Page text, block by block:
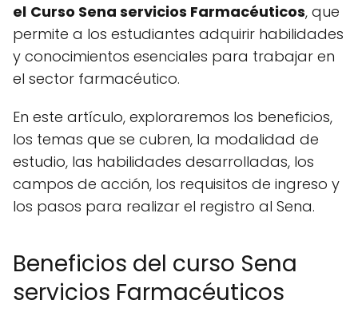
el Curso Sena servicios Farmacéuticos, que
permite a los estudiantes adquirir habilidades
y conocimientos esenciales para trabajar en
el sector farmacéutico.
En este artículo, exploraremos los beneficios,
los temas que se cubren, la modalidad de
estudio, las habilidades desarrolladas, los
campos de acción, los requisitos de ingreso y
los pasos para realizar el registro al Sena.
Beneficios del curso Sena
servicios Farmacéuticos